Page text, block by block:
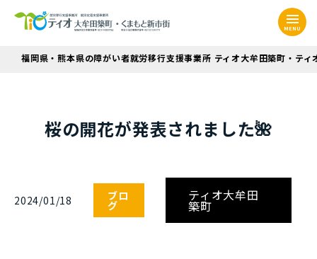
MENU
福岡県・熊本県の障がい者就労移行支援事業所 ティオ大牟田築町・ティ
桜の開花が発表されました🌺
2024/01/18 ブロ
グ
ティオ大牟田
築町